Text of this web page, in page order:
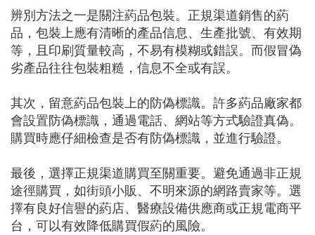
辨別方法之一是關注葯品包裝。正規渠道銷售的葯
品，包裝上應有清晰的產品信息、生產批號、有效期
等，且印刷質量較高，不易有模糊或錯誤。而假冒偽
劣產品往往包裝粗糙，信息不全或有誤。
其次，留意葯品包裝上的防偽標識。許多葯品廠家都
會設置防偽標識，通過電話、網站等方式驗證真偽。
購買時應仔細檢查是否有防偽標識，並進行驗證。
最後，選擇正規渠道購買至關重要。避免通過非正規
途徑購買，如街頭小販、不明來源的網路賣家等。選
擇有良好信譽的葯店、醫療設備供應商或正規電商平
台，可以有效降低購買假葯的風險。